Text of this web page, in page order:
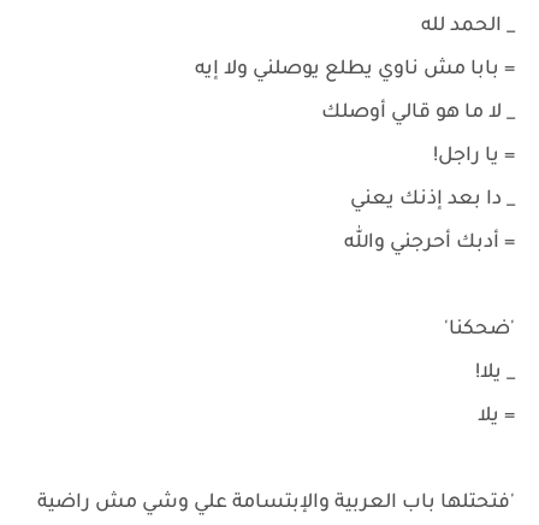
_ الحمد لله
= بابا مش ناوي يطلع يوصلني ولا إيه
_ لا ما هو قالي أوصلك
= يا راجل!
_ دا بعد إذنك يعني
= أدبك أحرجني والله
'ضحكنا'
_ يلا!
= يلا
'فتحتلها باب العربية والإبتسامة علي وشي مش راضية